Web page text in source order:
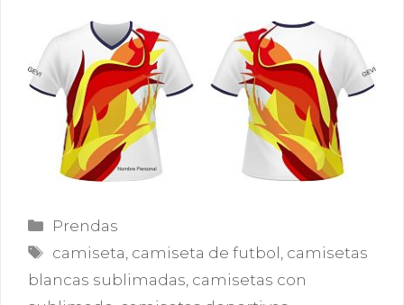
Categorías
Prendas
Etiquetas
camiseta camiseta de futbol camisetas
blancas sublimadas camisetas con